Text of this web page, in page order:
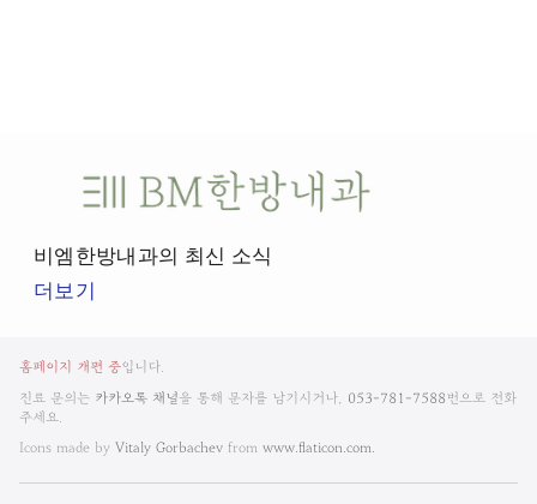
비
엠
방
내
뉴
스
비엠한방내과의 최신 소식
더보기
비
엠
한
방
홈페이지 개편 중입니다.
진료 문의는 카카오톡 채널을 통해 문자를 남기시거나, 053-781-7588번으로 전화
주세요.
Icons made by Vitaly Gorbachev from www.flaticon.com.